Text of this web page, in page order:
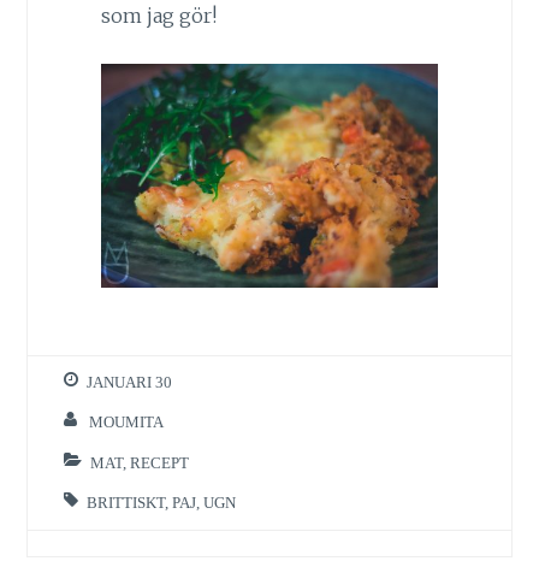
som jag gör!
JANUARI 30
MOUMITA
MAT,RECEPT
BRITTISKT,PAJ ,UGN